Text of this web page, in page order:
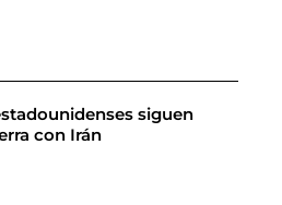
siguen
con Irán